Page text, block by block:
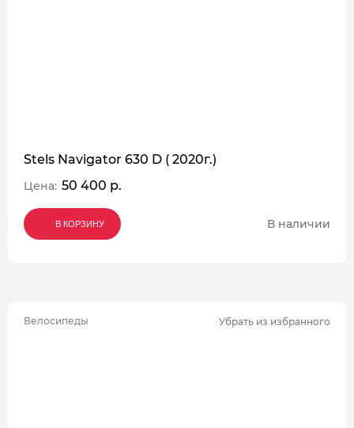
Stels Navigator 630 D ( 2020г.)
Цена: 50 400 р.
В КОРЗИНУ
В КОРЗИНУ
В КОРЗИНУ В наличии
Велосипеды Убрать из избранного